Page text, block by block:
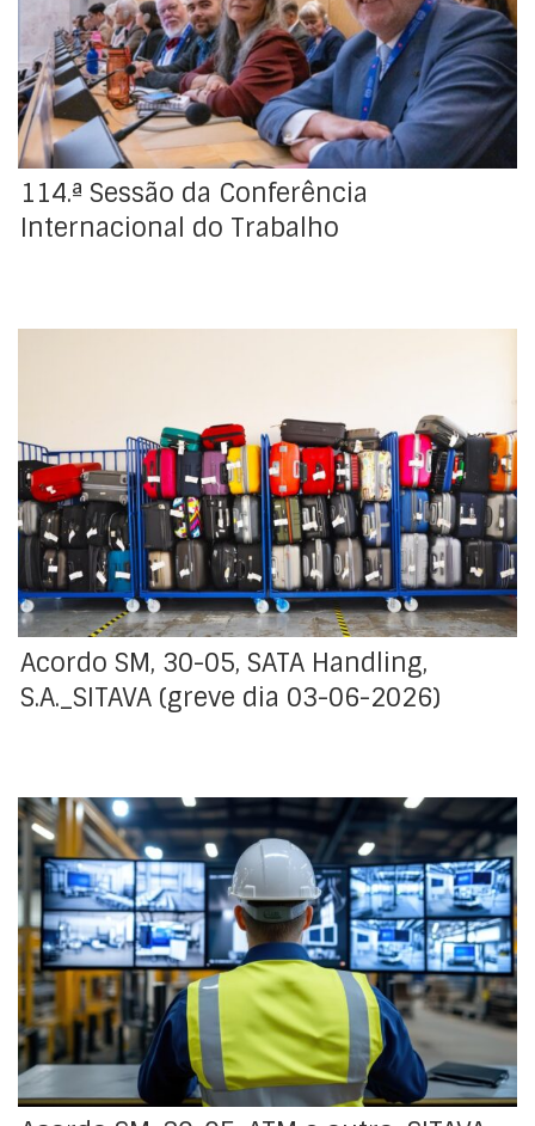
114.ª Sessão da Conferência Internacional do Trabalho
114.ª Sessão da Conferência
Internacional do Trabalho
Acordo obtido quanto à definição de serviços mínimos
e dos meios necessários para os assegurar, para a
greve declarada pelo SITAVA - Sindicato dos
Trabalhadores da Aviação e Aeroportos, para os
trabalhadores da SATA Handling, S.A., para o dia 3 de
junho de 2026.
Acordo SM, 30-05, SATA Handling,
S.A._SITAVA (greve dia 03-06-2026)
Acordo obtido quanto à definição de serviços mínimos
e dos meios necessários para os assegurar, para a
greve declarada pelo SITAVA - Sindicato dos
Trabalhadores da Aviação e Aeroportos, para os
trabalhadores da ATM – Assistência em Manutenção,
S.A. e FALCK SCI Portugal, Segurança Contra Incêndios,
S.A., para o dia 3 de junho de 2026.